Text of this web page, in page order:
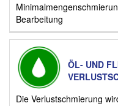
Bearbeitung
ÖL- UND
Die Verlustschmierung